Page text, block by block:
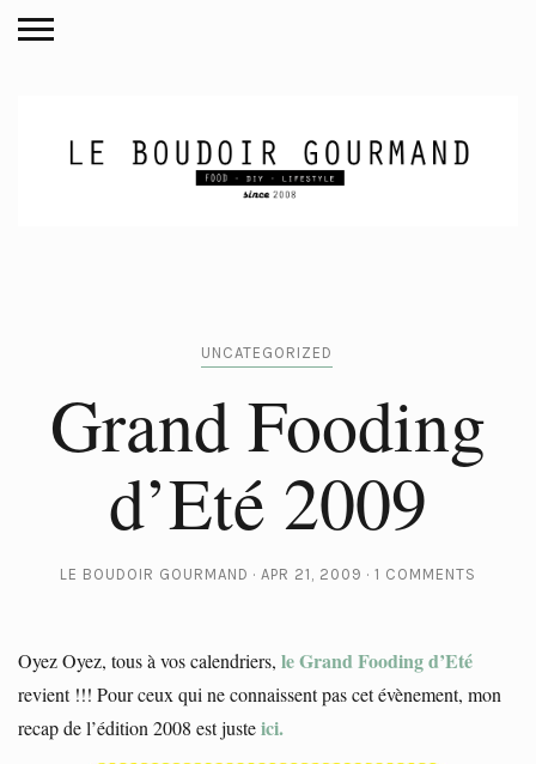
UNCATEGORIZED
Grand Fooding
d’Eté 2009
LE BOUDOIR GOURMAND APR 21, 2009 1 COMMENTS
Oyez Oyez, tous à vos calendriers, le Grand Fooding d’Eté
revient !!! Pour ceux qui ne connaissent pas cet évènement, mon
recap de l’édition 2008 est justeici.